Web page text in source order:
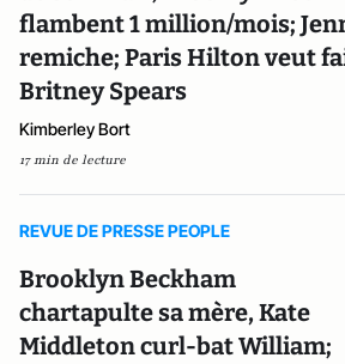
flambent 1 million/mois;
remiche; Paris Hilton veut
Britney Spears
Kimberley Bort
17 min de lecture
REVUE DE PRESSE PEOPLE
Brooklyn Beckham
chartapulte sa mère, Kate
Middleton curl-bat William;